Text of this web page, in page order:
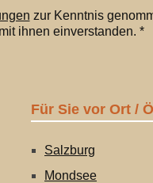
zur Kenntnis
ihnen einverstanden. *
Für Sie vor Ort /
Salzburg
Mondsee